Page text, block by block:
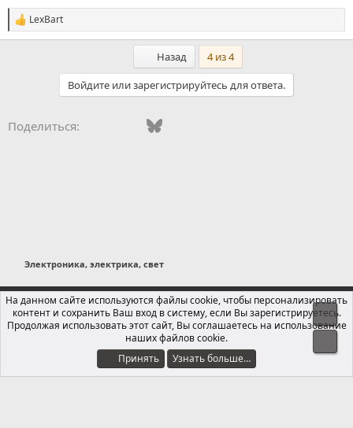
С
и
:
LexBart
ПервыйНазад
4 из 4
Войдите или зарегистрируйтесь для ответа.
Поделиться: Vkontakte
FacebookBluesky
Электроника, электрика, свет
Russian (RU)
Обратная связь
Условия и правила
Политика конфиденциальности
Помощь
Локализация от xenForo.Info®
На данном сайте используются файлы cookie, чтобы персонализировать
контент и сохранить Ваш вход в систему, если Вы зарегистрируетесь.
Продолжая использовать этот сайт, Вы соглашаетесь на использование
наших файлов cookie.
Принять
Узнать больше…